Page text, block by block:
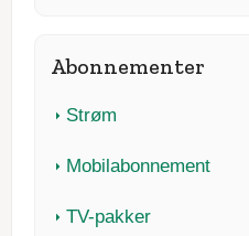
Abonnementer
Strøm
Mobilabonnement
TV-pakker